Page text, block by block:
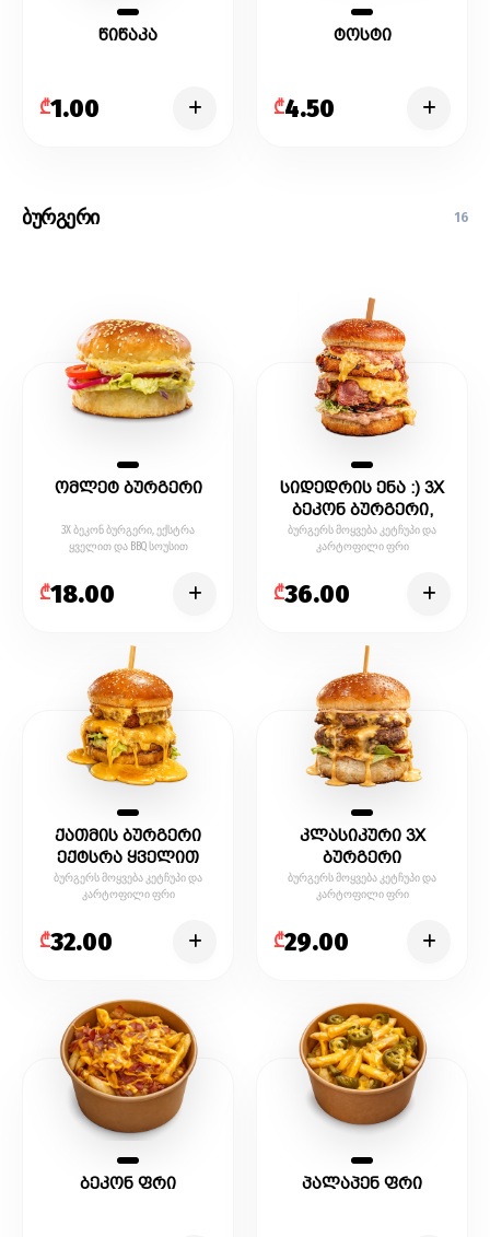
წიწაკა
₾1.00
ტოსტი
₾4.50
ბურგერი 16
ომლეტ ბურგერი
3X ბეკონ ბურგერი, ექსტრა
ყველით და BBQ სოუსით
₾18.00
სიდედრის ენა :) 3X
ბეკონ ბურგერი,
ექსტრა ყველით და
BBQ სოუსით
ბურგერს მოყვება კეტჩუპი და
კარტოფილი ფრი
₾36.00
ქათმის ბურგერი
ექტსრა ყველით
ბურგერს მოყვება კეტჩუპი და
კარტოფილი ფრი
₾32.00
კლასიკური 3X
ბურგერი
ბურგერს მოყვება კეტჩუპი და
კარტოფილი ფრი
₾29.00
ბეკონ ფრი პალაპენ ფრი